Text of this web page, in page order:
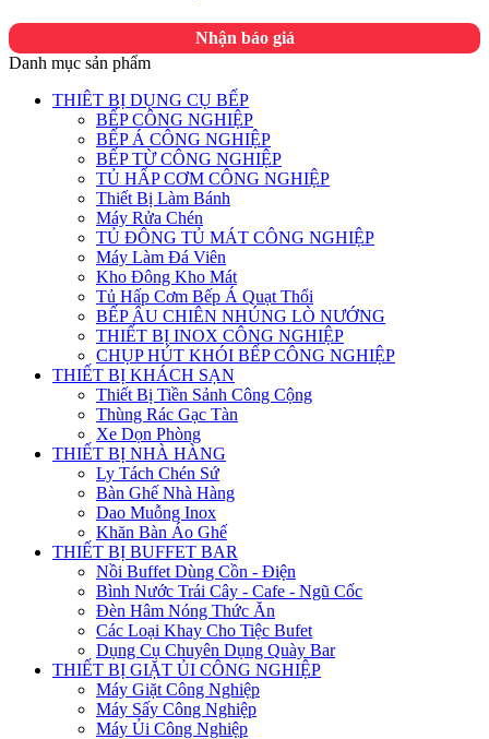
Nhận báo giá
Danh mục sản phẩm
THIÊT BỊ DỤNG CỤ BẾP
BẾP CÔNG NGHIỆP
BẾP Á CÔNG NGHIỆP
BẾP TỪ CÔNG NGHIỆP
TỦ HẤP CƠM CÔNG NGHIỆP
Thiết Bị Làm Bánh
Máy Rửa Chén
TỦ ĐÔNG TỦ MÁT CÔNG NGHIỆP
Máy Làm Đá Viên
Kho Đông Kho Mát
Tủ Hấp Cơm Bếp Á Quạt Thổi
BẾP ÂU CHIÊN NHÚNG LÒ NƯỚNG
THIẾT BỊ INOX CÔNG NGHIỆP
CHỤP HÚT KHÓI BẾP CÔNG NGHIỆP
THIẾT BỊ KHÁCH SẠN
Thiết Bị Tiền Sảnh Công Cộng
Thùng Rác Gạc Tàn
Xe Dọn Phòng
THIẾT BỊ NHÀ HÀNG
Ly Tách Chén Sứ
Bàn Ghế Nhà Hàng
Dao Muỗng Inox
Khăn Bàn Áo Ghế
THIẾT BỊ BUFFET BAR
Nồi Buffet Dùng Cồn - Điện
Bình Nước Trái Cây - Cafe - Ngũ Cốc
Đèn Hâm Nóng Thức Ăn
Các Loại Khay Cho Tiệc Bufet
Dụng Cụ Chuyên Dụng Quày Bar
THIẾT BỊ GIẶT ỦI CÔNG NGHIỆP
Máy Giặt Công Nghiệp
Máy Sấy Công Nghiệp
Máy Ủi Công Nghiệp